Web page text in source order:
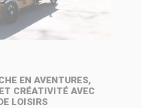
EN AVENTURES,
CRÉATIVITÉ AVEC
LOISIRS